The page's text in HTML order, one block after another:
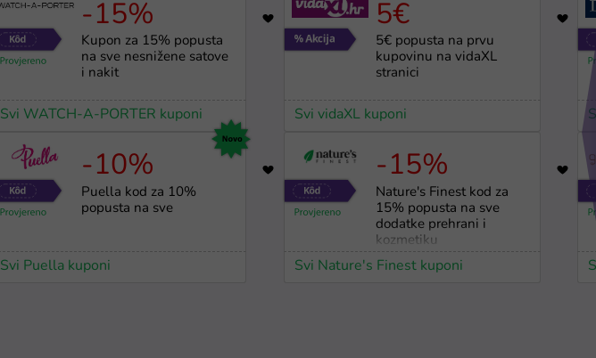
2915
-15% 2251
Kupon za 15% popusta
na sve nesnižene satove
i nakit
Svi WATCH-A-PORTER kuponi
-10%
Puella kod za 10%
popusta na sve
Svi Puella kuponi
5€
5€ popusta na prvu
kupovinu na vidaXL
stranici
Svi vidaXL kuponi
-15%
Nature's Finest kod za
15% popusta na sve
dodatke prehrani i
kozmetiku
Svi Nature's Finest kuponi